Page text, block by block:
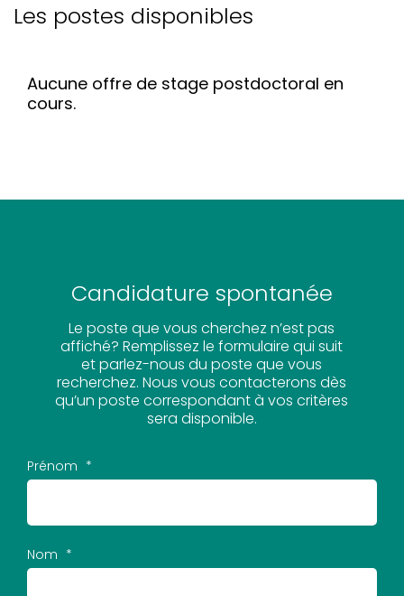
Les postes disponibles
Aucune offre de stage postdoctoral en
cours.
Candidature spontanée
Le poste que vous cherchez n’est pas
affiché? Remplissez le formulaire qui suit
et parlez-nous du poste que vous
recherchez. Nous vous contacterons dès
qu’un poste correspondant à vos critères
sera disponible.
Prénom *
Nom *